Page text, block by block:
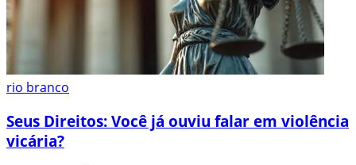
rio branco
Seus Direitos: Você já ouviu falar em violência
vicária?